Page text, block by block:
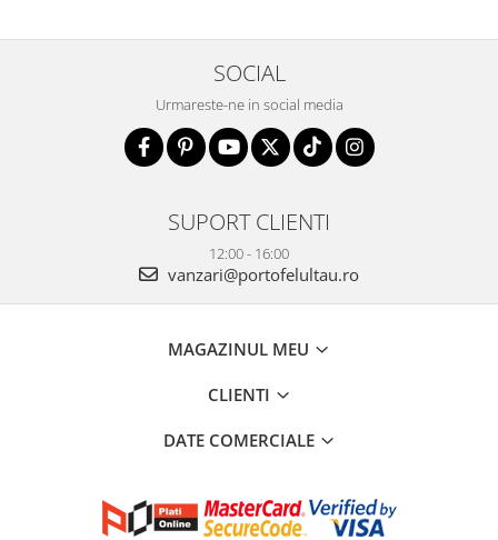
SOCIAL
Urmareste-ne in social media
SUPORT CLIENTI
12:00 - 16:00
vanzari@portofelultau.ro
MAGAZINUL MEU
CLIENTI
DATE COMERCIALE